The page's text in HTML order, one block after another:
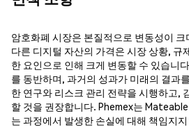
암호화폐 시장은 본질적으로 변동성이
다른 디지털 자산의 가격은 시장 상황, 규
한 요인으로 인해 크게 변동할 수 있습니
를 동반하며, 과거의 성과가 미래의 결과
한 연구와 리스크 관리 전략을 시행하고,
할 것을 권장합니다. Phemex는
는 과정에서 발생한 손실에 대해 책임지